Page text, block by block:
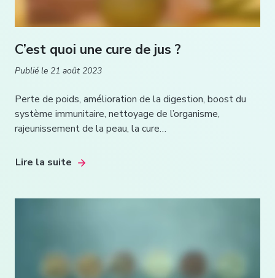
C’est quoi une cure de jus ?
Publié le 21 août 2023
Perte de poids, amélioration de la digestion, boost du
système immunitaire, nettoyage de l’organisme,
rajeunissement de la peau, la cure…
Lire la suite